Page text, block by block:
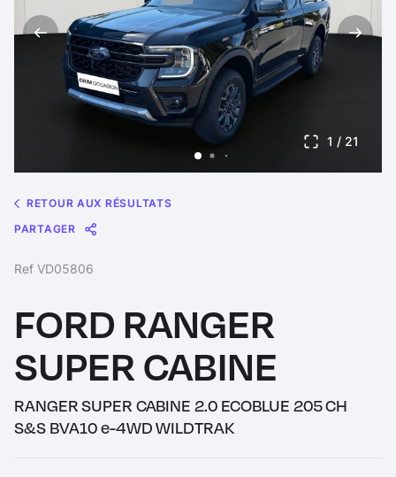
1 / 21
RETOUR AUX RÉSULTATS
PARTAGER
Message
Messenger
Link
Ref VD05806
FORD RANGER
SUPER CABINE
RANGER SUPER CABINE 2.0 ECOBLUE 205 CH
S&S BVA10 e-4WD WILDTRAK